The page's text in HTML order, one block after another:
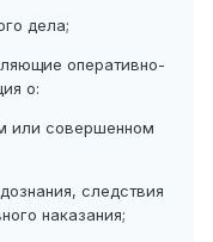
дела;
оперативно-
о:
или совершенном
следствия
наказания;